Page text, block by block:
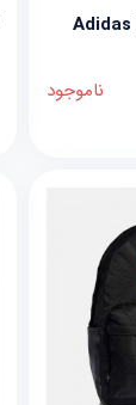
ناموجود